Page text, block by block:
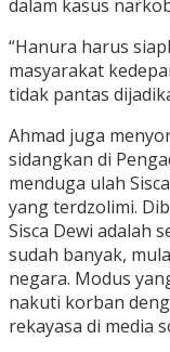
dalam kasus
“Hanura harus
masyarakat
tidak pantas
Ahmad juga
sidangkan di
menduga ulah
yang terdzolimi.
Sisca Dewi adalah
sudah banyak,
negara. Modus
nakuti korban
rekayasa di media